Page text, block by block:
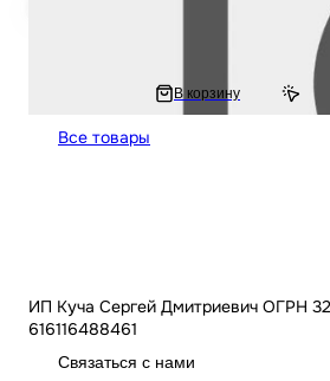
Держатель для бутылки,
В корзину
Все товары
ИП Куча Сергей Дмитриевич ОГРН
616116488461
Связаться с нами